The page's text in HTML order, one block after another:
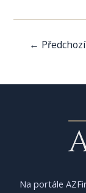
Navigace
←
Na portále